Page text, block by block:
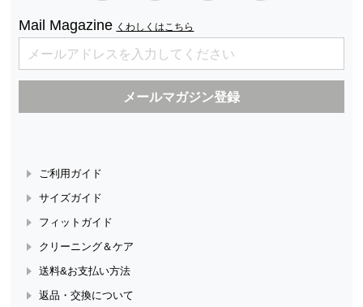
Mail Magazine くわしくはこちら
ご利用ガイド
サイズガイド
フィットガイド
クリーニング＆ケア
送料&お支払い方法
返品・交換について